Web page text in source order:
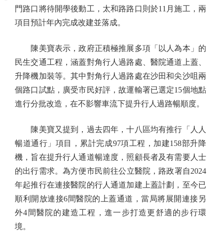
門路口將待開學後動工，太和路路口則於11月施工，兩
項目預計年內完成改建並落成。
陳美寶表示，政府正積極推展多項「以人為本」的
民生交通工程，涵蓋對角行人過路處、醫院通道上蓋、
升降機加裝等。其中對角行人過路處在沙田和尖沙咀兩
個路口試點，廣受市民好評，故運輸署已選定15個地點
進行分批改造，在不影響車流下提升行人過路暢順度。
陳美寶又提到，過去四年，十八區均有推行「人人
暢道通行」項目，累計完成97項工程，加建158部升降
機，旨在提升行人通道暢達度，照顧長者及有需要人士
的出行需求。為方便市民前往公立醫院，路政署自2024
年起推行在連接醫院的行人通道加建上蓋計劃，至今已
順利開放連接6間醫院的上蓋通道，當局將展開連接另
外4間醫院的建造工程，進一步打造更舒適的步行環
境。